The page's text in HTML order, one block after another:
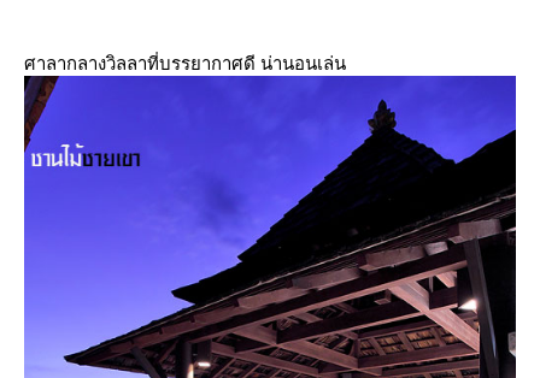
ศาลากลางวิลลาที่บรรยากาศดี น่านอนเล่น